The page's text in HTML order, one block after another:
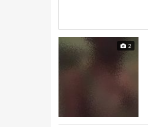
2